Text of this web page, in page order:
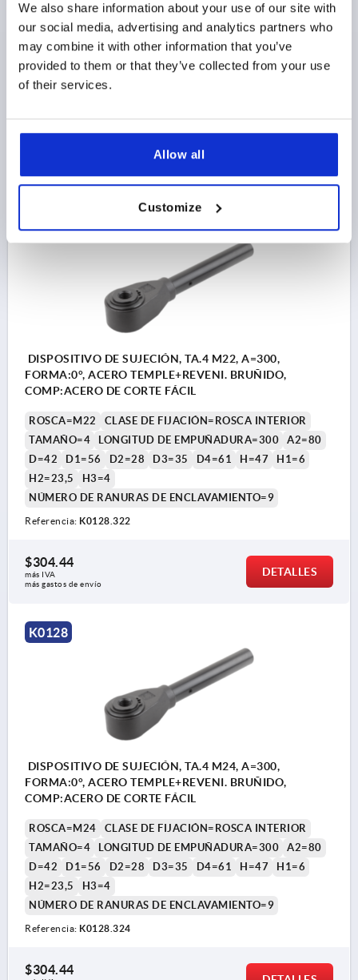
We also share information about your use of our site with
our social media, advertising and analytics partners who
may combine it with other information that you’ve
provided to them or that they’ve collected from your use
of their services.
Allow all
Customize
ROSCA=M20
CLASE DE FIJACIÓN=ROSCA INTERIOR
TAMAÑO=3
LONGITUD DE EMPUÑADURA=230
A2=70
D=35
D1=45 D2=24 D3=30 D4=51 H=42
H1=6
H2=21
H3=4
NÚMERO DE RANURAS DE ENCLAVAMIENTO=8
más gastos de envío
DISPOSITIVO DE SUJECIÓN, TA.4 M22, A=300,
FORMA:0°, ACERO TEMPLE+REVENI. BRUÑIDO,
COMP:ACERO DE CORTE FÁCIL
ROSCA=M22
CLASE DE FIJACIÓN=ROSCA INTERIOR
TAMAÑO=4
LONGITUD DE EMPUÑADURA=300
A2=80
D=42
D1=56 D2=28 D3=35 D4=61 H=47
H1=6
H2=23,5
H3=4
NÚMERO DE RANURAS DE ENCLAVAMIENTO=9
Referencia: K0128.322
$304.44
más IVA
más gastos de envío
DETALLES
K0128
DISPOSITIVO DE SUJECIÓN, TA.4 M24, A=300,
FORMA:0°, ACERO TEMPLE+REVENI. BRUÑIDO,
COMP:ACERO DE CORTE FÁCIL
ROSCA=M24
CLASE DE FIJACIÓN=ROSCA INTERIOR
TAMAÑO=4
LONGITUD DE EMPUÑADURA=300
A2=80
D=42
D1=56 D2=28 D3=35 D4=61 H=47
H1=6
H2=23,5
H3=4
NÚMERO DE RANURAS DE ENCLAVAMIENTO=9
Referencia: K0128.324
$304.44